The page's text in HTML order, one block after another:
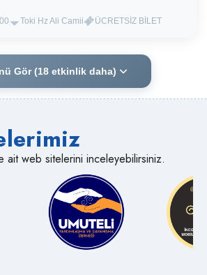
Toki Hz Ali Camii ÜCRETSİZ BİLET
Gör (18 etkinlik daha)
ait web sitelerini inceleyebilirsiniz.